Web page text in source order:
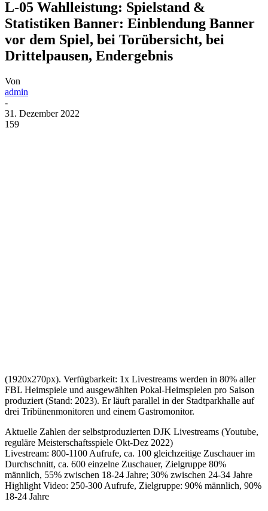
L-05 Wahlleistung: Spielstand &
Statistiken Banner: Einblendung Banner
vor dem Spiel, bei Torübersicht, bei
Drittelpausen, Endergebnis
Von
admin
-
31. Dezember 2022
159
(1920x270px). Verfügbarkeit: 1x Livestreams werden in 80% aller
FBL Heimspiele und ausgewählten Pokal-Heimspielen pro Saison
produziert (Stand: 2023). Er läuft parallel in der Stadtparkhalle auf
drei Tribünenmonitoren und einem Gastromonitor.
Aktuelle Zahlen der selbstproduzierten DJK Livestreams (Youtube,
reguläre Meisterschaftsspiele Okt-Dez 2022)
Livestream: 800-1100 Aufrufe, ca. 100 gleichzeitige Zuschauer im
Durchschnitt, ca. 600 einzelne Zuschauer, Zielgruppe 80%
männlich, 55% zwischen 18-24 Jahre; 30% zwischen 24-34 Jahre
Highlight Video: 250-300 Aufrufe, Zielgruppe: 90% männlich, 90%
18-24 Jahre